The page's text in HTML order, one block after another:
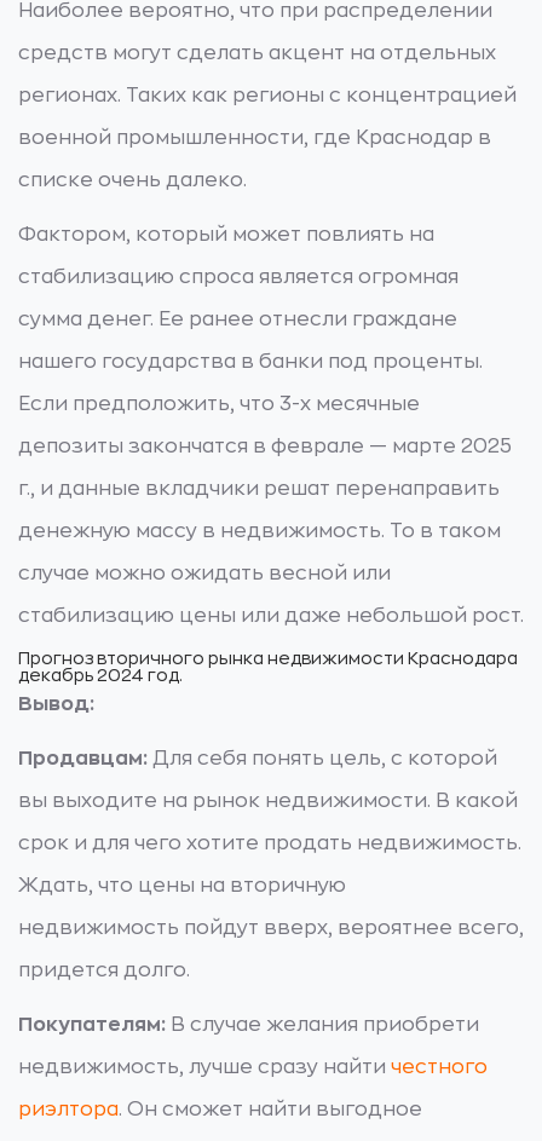
Наиболее вероятно, что при распределении
средств могут сделать акцент на отдельных
регионах. Таких как регионы с концентрацией
военной промышленности, где Краснодар в
списке очень далеко.
Фактором, который может повлиять на
стабилизацию спроса является огромная
сумма денег. Ее ранее отнесли граждане
нашего государства в банки под проценты.
Если предположить, что 3-х месячные
депозиты закончатся в феврале — марте 2025
г., и данные вкладчики решат перенаправить
денежную массу в недвижимость. То в таком
случае можно ожидать весной или
стабилизацию цены или даже небольшой рост.
Прогноз вторичного рынка недвижимости Краснодара
декабрь 2024 год.
Вывод:
Продавцам: Для себя понять цель, с которой
вы выходите на рынок недвижимости. В какой
срок и для чего хотите продать недвижимость.
Ждать, что цены на вторичную
недвижимость пойдут вверх, вероятнее всего,
придется долго.
Покупателям: В случае желания приобрети
недвижимость, лучше сразу найти честного
риэлтора. Он сможет найти выгодное